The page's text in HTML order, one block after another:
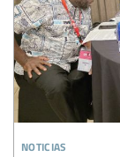
noticias